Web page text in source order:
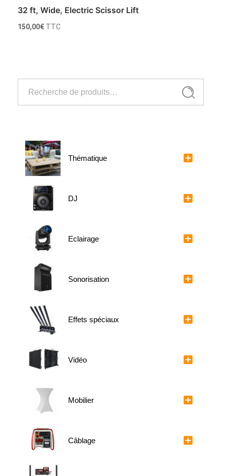
pour :
Recherche
Thématique
DJ
Eclairage
Sonorisation
Effets spéciaux
Vidéo
Mobilier
Câblage
32 ft, Wide, Electric Scissor Lift
150,00€ TTC